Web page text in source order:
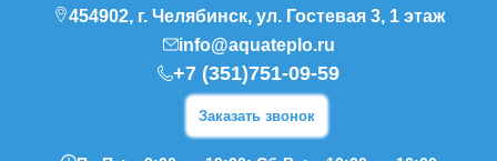
454902, г. Челябинск, ул. Гостевая 3, 1 этаж
info@aquateplo.ru
+7 (351)751-09-59
Заказать звонок